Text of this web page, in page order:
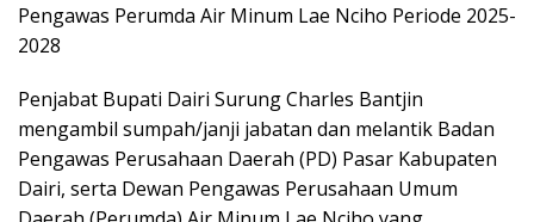
Pengawas Perumda Air Minum Lae Nciho Periode 2025-
2028
Penjabat Bupati Dairi Surung Charles Bantjin
mengambil sumpah/janji jabatan dan melantik Badan
Pengawas Perusahaan Daerah (PD) Pasar Kabupaten
Dairi, serta Dewan Pengawas Perusahaan Umum